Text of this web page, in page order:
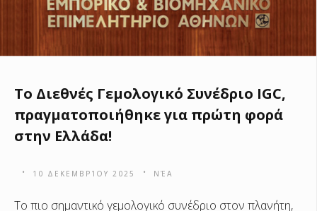
Το Διεθνές Γεμολογικό Συνέδριο IGC,
πραγματοποιήθηκε για πρώτη φορά
στην Ελλάδα!
10 ΔΕΚΕΜΒΡΊΟΥ 2025 ΝΈΑ
Το πιο σημαντικό γεμολογικό συνέδριο στον πλανήτη,